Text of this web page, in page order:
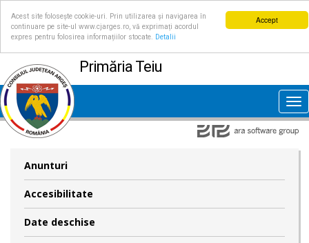
Accept
Acest site folosește cookie-uri. Prin utilizarea și navigarea în
continuare pe site-ul www.cjarges.ro, vă exprimați acordul
expres pentru folosirea informațiilor stocate.
Detalii
Primăria Teiu
Anunturi
Accesibilitate
Date deschise